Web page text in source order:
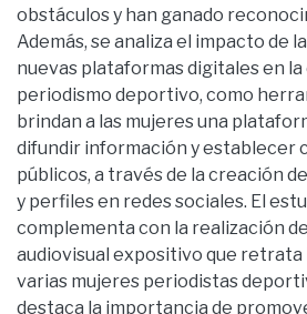
obstáculos y han ganado
Además, se analiza el impacto de
nuevas plataformas digitales en
periodismo deportivo, como
brindan a las mujeres una
difundir información y establecer
públicos, a través de la creación
y perfiles en redes sociales. El
complementa con la realización
audiovisual expositivo que retrata
varias mujeres periodistas
destaca la importancia de